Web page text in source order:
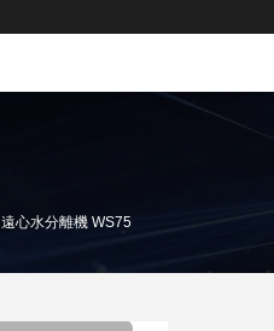
遠心水分離機 WS75